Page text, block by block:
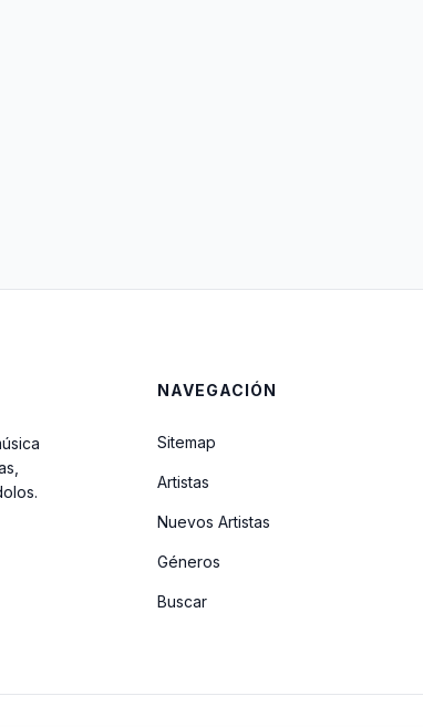
NAVEGACIÓN
Sitemap
Artistas
Nuevos Artistas
Géneros
Buscar